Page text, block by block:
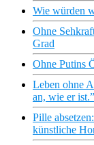
Wie würden
Ohne
Grad
Ohne Putins
Leben ohne
an, wie er
Pille
künstliche